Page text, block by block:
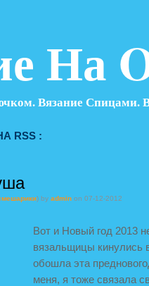
На
Вязание
RSS :
) by admin on 07-12-2012
Вот и Новый год 2013
вязальщицы кинулись
обошла эта
меня, я тоже связала